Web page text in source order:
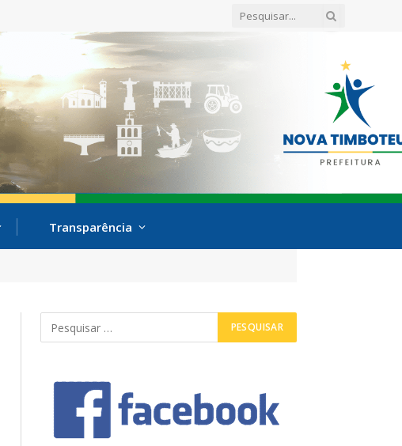
Transparência